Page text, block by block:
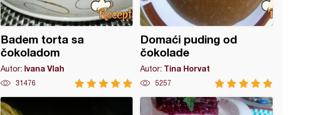
Badem torta sa
čokoladom
Autor: Ivana Vlah
31476
Domaći puding od
čokolade
Autor: Tina Horvat
5257